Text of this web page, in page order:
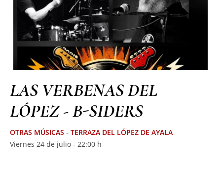
LAS VERBENAS DEL
LÓPEZ - B-SIDERS
OTRAS MÚSICAS - TERRAZA DEL LÓPEZ DE AYALA
Viernes 24 de julio - 22:00 h